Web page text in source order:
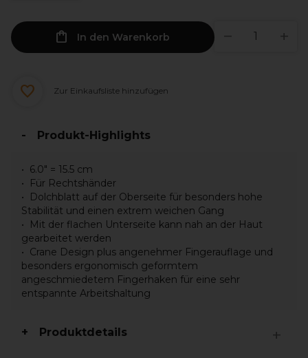
In den Warenkorb
Zur Einkaufsliste hinzufügen
Produkt-Highlights
6.0" = 15.5 cm
Für Rechtshänder
Dolchblatt auf der Oberseite für besonders hohe
Stabilität und einen extrem weichen Gang
Mit der flachen Unterseite kann nah an der Haut
gearbeitet werden
Crane Design plus angenehmer Fingerauflage und
besonders ergonomisch geformtem
angeschmiedetem Fingerhaken für eine sehr
entspannte Arbeitshaltung
Produktdetails